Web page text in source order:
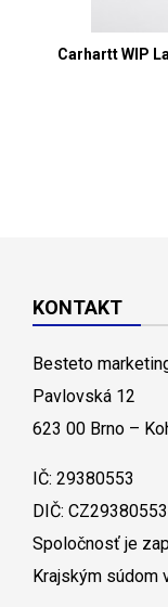
Carhartt WIP
KONTAKT
Besteto
Pavlovská 12
623 00 Brno –
IČ: 29380553
DIČ: CZ29380553
Spoločnosť je
Krajským súdom